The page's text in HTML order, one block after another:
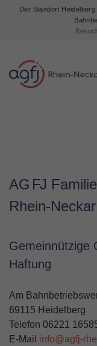
Der Standort
AG FJ
Rhein-Neckar
Gemeinnützige
Haftung
Am
69115 Heidelberg
Telefon 06221
E-Mail info@agfj-